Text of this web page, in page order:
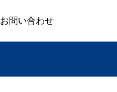
お問い合わせ